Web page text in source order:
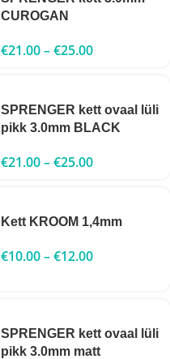
CUROGAN
€21.00–€25.00
SPRENGER kett ovaal lüli
pikk 3.0mm BLACK
€21.00–€25.00
Kett KROOM 1,4mm
€10.00–€12.00
SPRENGER kett ovaal lüli
pikk 3.0mm matt